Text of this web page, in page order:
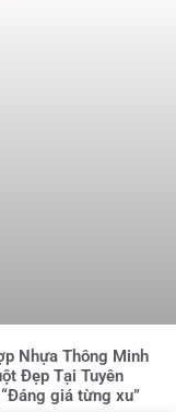
Nhựa Thông Minh
Đẹp Tại Tuyên
giá từng xu”